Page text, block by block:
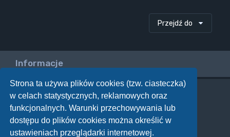
Strona ta używa plików cookies (tzw. ciasteczka)
w celach statystycznych, reklamowych oraz
funkcjonalnych. Warunki przechowywania lub
dostępu do plików cookies można określić w
ustawieniach przeglądarki internetowej.
Przejdź do
Informacje
Twoje uprawnienia na tym forum
Nie możesztworzyć nowych tematów
Nie możeszodpowiadać w tematach
Nie możesz zmieniać swoich postów